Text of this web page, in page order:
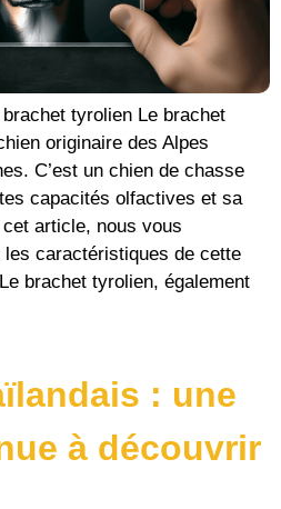
tyrolien Le brachet
originaire des Alpes
C’est un chien de chasse
capacités olfactives et sa
article, nous vous
les caractéristiques de cette
brachet tyrolien, également
: une
à découvrir